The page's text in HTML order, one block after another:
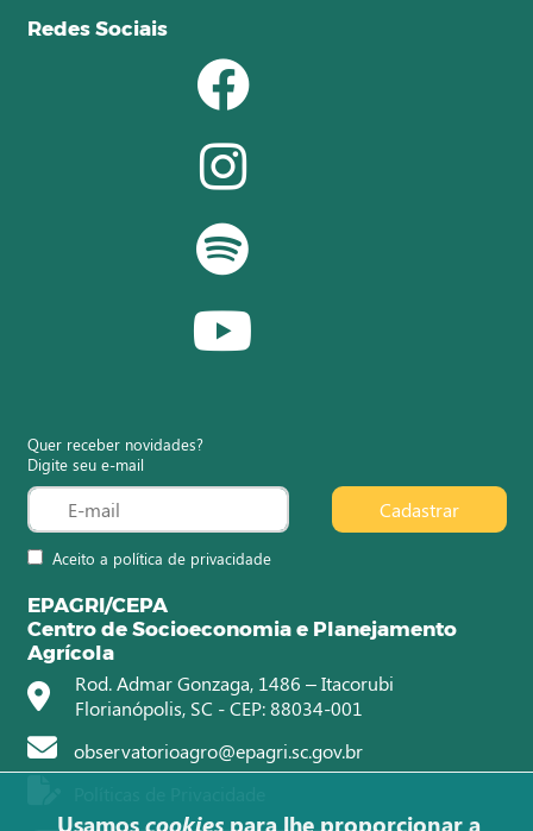
Redes Sociais
Quer receber novidades?
Digite seu e-mail
Aceito a política de privacidade
Cadastrar
EPAGRI/CEPA
Centro de Socioeconomia e Planejamento
Agrícola
Rod. Admar Gonzaga, 1486 – Itacorubi
Florianópolis, SC - CEP: 88034-001
observatorioagro@epagri.sc.gov.br
Usamos cookies para lhe proporcionar a